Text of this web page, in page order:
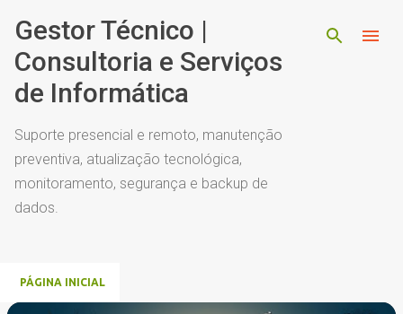
Pular para o conteúdo principal
Gestor Técnico |
Consultoria e Serviços
de Informática
Suporte presencial e remoto, manutenção
preventiva, atualização tecnológica,
monitoramento, segurança e backup de
dados.
PÁGINA INICIAL